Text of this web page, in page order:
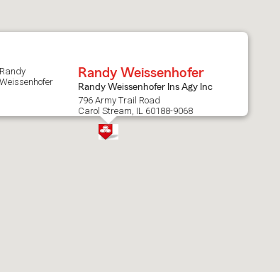
Randy Weissenhofer
Randy Weissenhofer Ins Agy Inc
796 Army Trail Road
Carol Stream, IL 60188-9068